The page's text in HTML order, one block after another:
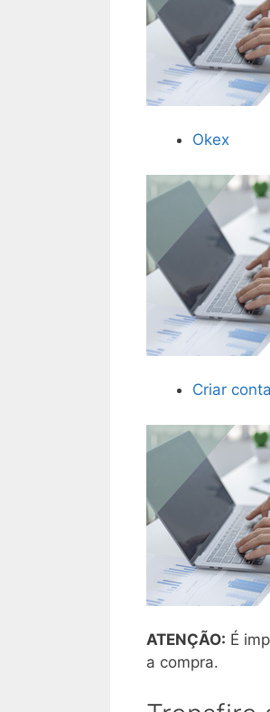
Okex
Criar
ATENÇÃO: É
a compra.